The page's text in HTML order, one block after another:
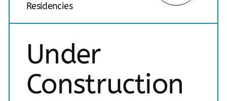
Residencies
Under
Construction